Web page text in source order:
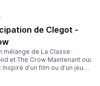
l’adresse suivante :
Date limite : 26 Juin
Sur Twitter Sur Mastodon
! Clegot, Yop et Dan
de Clegot -
mélange de La Classe
et The Crow Maintenant oui.
d’un film ou d’un jeu